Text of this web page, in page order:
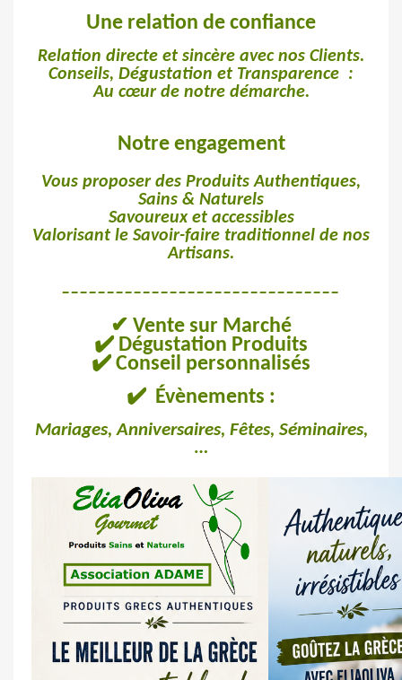
Une relation de confiance
Relation directe et sincère avec nos Clients.
Conseils, Dégustation et Transparence :
Au cœur de notre démarche.
Notre engagement
Vous proposer des Produits Authentiques,
Sains & Naturels
Savoureux et accessibles
Valorisant le Savoir-faire traditionnel de nos
Artisans.
✔ Vente sur Marché
✔ ️ Dégustation Produits
✔ ️ Conseil personnalisés
✔ ️ Évènements :
Mariages, Anniversaires, Fêtes, Séminaires,
…